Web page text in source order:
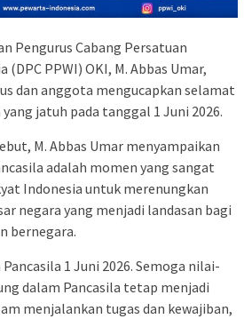
Pengurus Cabang Persatuan
PPWI) OKI, M. Abbas Umar,
dan anggota mengucapkan selamat
jatuh pada tanggal 1 Juni 2026.
M. Abbas Umar menyampaikan
adalah momen yang sangat
Indonesia untuk merenungkan
negara yang menjadi landasan bagi
bernegara.
1 Juni 2026. Semoga nilai-
dalam Pancasila tetap menjadi
menjalankan tugas dan kewajiban,